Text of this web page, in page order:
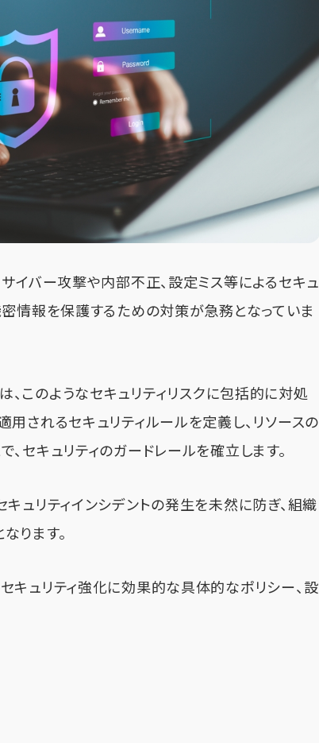
イバー攻撃や内部不正、設定ミス等によるセキュ
情報を保護するための対策が急務となっていま
このようなセキュリティリスクに包括的に対処
されるセキュリティルールを定義し、リソースの
セキュリティのガードレールを確立します。
ュリティインシデントの発生を未然に防ぎ、組織
ります。
キュリティ強化に効果的な具体的なポリシー、設